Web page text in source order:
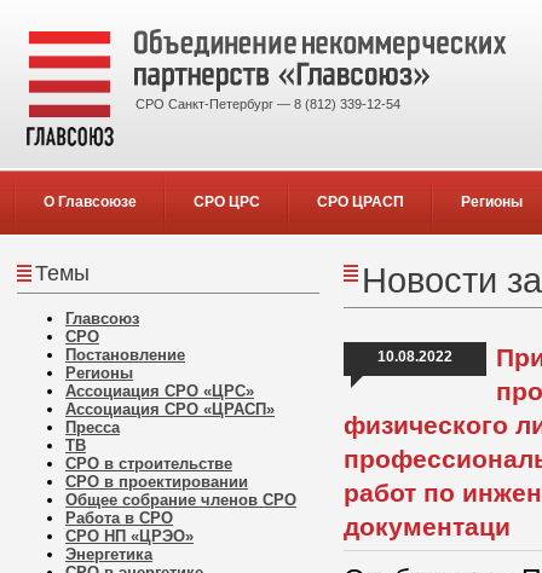
СРО Санкт-Петербург — 8 (812) 339-12-54
О Главсоюзе СРО ЦРС СРО ЦРАСП Регионы
Темы
Главсоюз
СРО
Постановление
Регионы
Ассоциация СРО «ЦРС»
Ассоциация СРО «ЦРАСП»
Пресса
ТВ
СРО в строительстве
СРО в проектировании
Общее собрание членов СРО
Работа в СРО
СРО НП «ЦРЭО»
Энергетика
Новости
10.08.2022
физического
работ по
документаци